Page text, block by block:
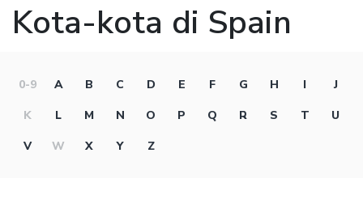
Kota-kota di Spain
0-9 A B C D E F G H I
J
K
L M N O P Q R S T
U
V
W X Y Z